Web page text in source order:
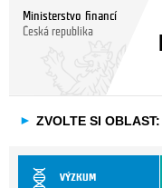
Ministerstvo financí
Česká republika
► ZVOLTE SI OBLAST:
VÝZKUM